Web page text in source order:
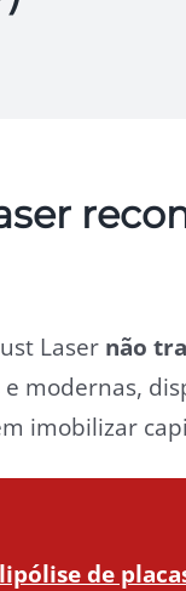
Laser não
modernas,
imobilizar
de